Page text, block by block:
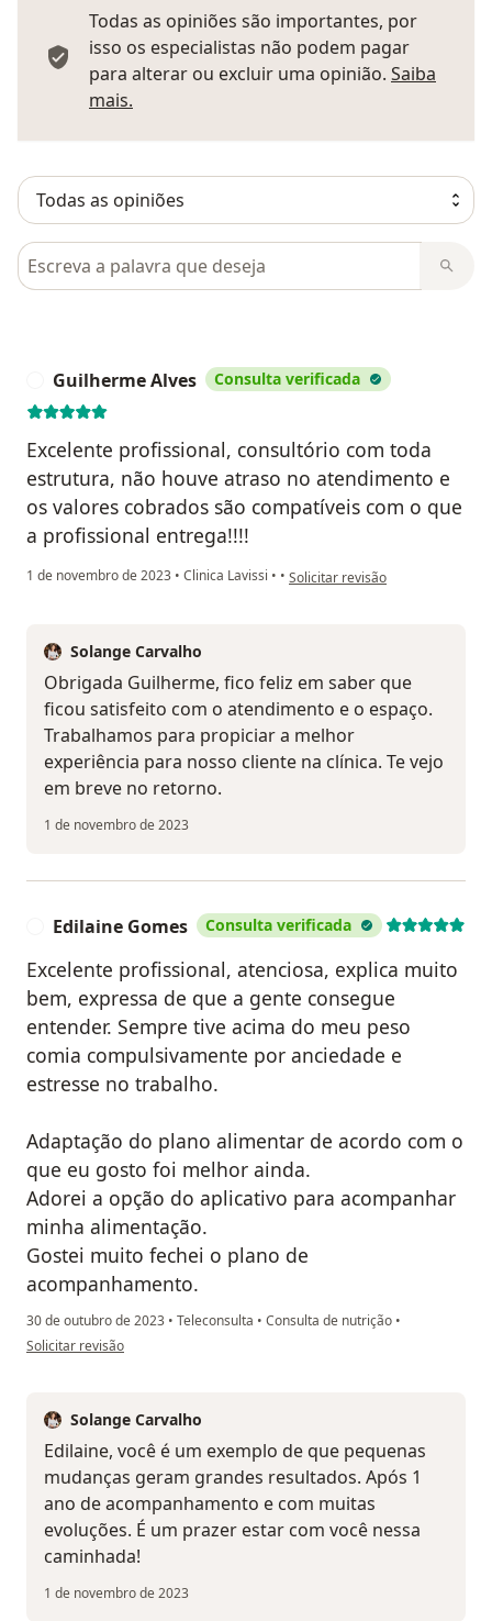
Todas as opiniões são importantes, por
isso os especialistas não podem pagar
para alterar ou excluir uma opinião. Saiba
mais.
Pesquisar em opiniões
Guilherme Alves Consulta verificada
Excelente profissional, consultório com toda
estrutura, não houve atraso no atendimento e
os valores cobrados são compatíveis com o que
a profissional entrega!!!!
1 de novembro de 2023 • Clinica Lavissi • • na opinião do utilizador
Solicitar revisão
Solange Carvalho
Obrigada Guilherme, fico feliz em saber que
ficou satisfeito com o atendimento e o espaço.
Trabalhamos para propiciar a melhor
experiência para nosso cliente na clínica. Te vejo
em breve no retorno.
1 de novembro de 2023
Edilaine Gomes Consulta verificada
Excelente profissional, atenciosa, explica muito
bem, expressa de que a gente consegue
entender. Sempre tive acima do meu peso
comia compulsivamente por anciedade e
estresse no trabalho.
Adaptação do plano alimentar de acordo com o
que eu gosto foi melhor ainda.
Adorei a opção do aplicativo para acompanhar
minha alimentação.
Gostei muito fechei o plano de
acompanhamento.
30 de outubro de 2023 • Teleconsulta • Consulta de nutrição •
na opinião do utilizador Edilaine Gomes
Solicitar revisão
Solange Carvalho
Edilaine, você é um exemplo de que pequenas
mudanças geram grandes resultados. Após 1
ano de acompanhamento e com muitas
evoluções. É um prazer estar com você nessa
caminhada!
1 de novembro de 2023